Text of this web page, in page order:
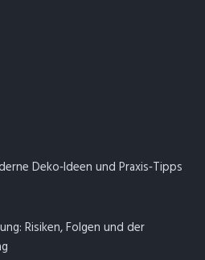
Deko‑Ideen und Praxis‑Tipps
Risiken, Folgen und der